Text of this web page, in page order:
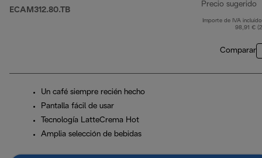
ECAM312.80.TB
Precio sugerido
Importe de IVA
98,91 €
Comparar
Un café siempre recién hecho
Pantalla fácil de usar
Tecnología LatteCrema Hot
Amplia selección de bebidas